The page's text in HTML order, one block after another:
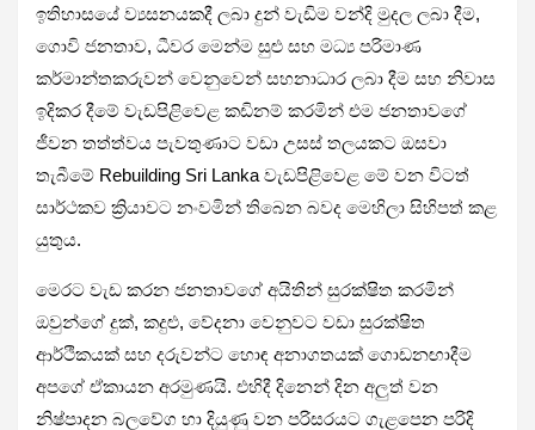
ඉතිහාසයේ ව්‍යසනයකදී ලබා දුන් වැඩිම වන්දි මුදල ලබා දීම,
ගොවි ජනතාව, ධීවර මෙන්ම සුළු සහ මධ්‍ය පරිමාණ
කර්මාන්තකරුවන් වෙනුවෙන් සහනාධාර ලබා දීම සහ නිවාස
ඉදිකර දීමේ වැඩපිළිවෙළ කඩිනම් කරමින් එම ජනතාවගේ
ජීවන තත්ත්වය පැවතුණාට වඩා උසස් තලයකට ඔසවා
තැබීමේ Rebuilding Sri Lanka වැඩපිළිවෙළ මේ වන විටත්
සාර්ථකව ක්‍රියාවට නංවමින් තිබෙන බවද මෙහිලා සිහිපත් කළ
යුතුය.
මෙරට වැඩ කරන ජනතාවගේ අයිතින් සුරක්ෂිත කරමින්
ඔවුන්ගේ දුක්, කදුළු, වේදනා වෙනුවට වඩා සුරක්ෂිත
ආර්ථිකයක් සහ දරුවන්ට හොඳ අනාගතයක් ගොඩනඟාදීම
අපගේ ඒකායන අරමුණයි. එහිදී දිනෙන් දින අලුත් වන
නිෂ්පාදන බලවේග හා දියුණු වන පරිසරයට ගැළපෙන පරිදි